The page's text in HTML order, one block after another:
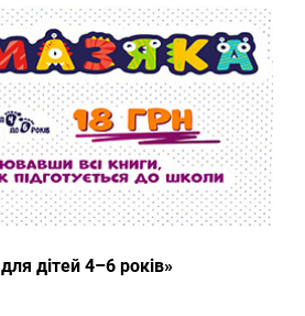
дітей 4–6 років»